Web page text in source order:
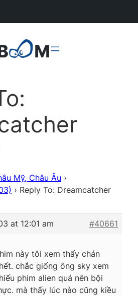
Mỹ, Châu Âu ›
› Reply To: Dreamcatcher
at 12:01 am
#40661
này tôi xem thấy chán
chắc giống ông sky xem
phim alien quá nên bội
mà thấy lúc nào cũng kiều